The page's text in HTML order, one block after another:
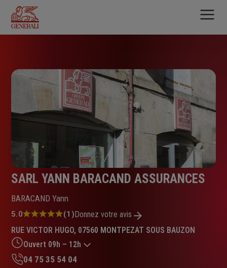
contenu
principal
SARL YANN BARACAND ASSURANCES
BARACAND Yann
Note
5.0
sur
5
étoiles
5.0 (1)Donnez votre avis
RUE VICTOR HUGO, 07560 MONTPEZAT SOUS BAUZON
Ouvert 09h – 12h
04 75 35 54 04